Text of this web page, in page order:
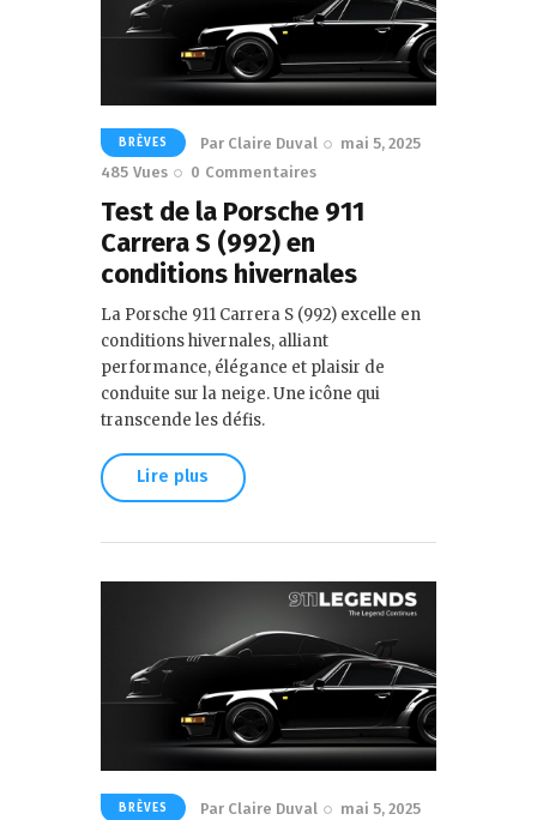
BRÈVES Par Claire Duval
mai 5, 2025
485 Vues 0 Commentaires
Test de la Porsche 911
Carrera S (992) en
conditions hivernales
La Porsche 911 Carrera S (992) excelle en
conditions hivernales, alliant
performance, élégance et plaisir de
conduite sur la neige. Une icône qui
transcende les défis.
Lire plus
BRÈVES Par Claire Duval
mai 5, 2025